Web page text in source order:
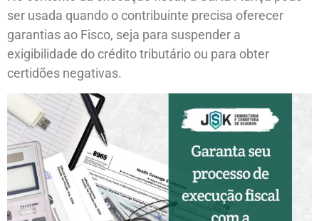
ser usada quando o contribuinte precisa oferecer
garantias ao Fisco, seja para suspender a
exigibilidade do crédito tributário ou para obter
certidões negativas.